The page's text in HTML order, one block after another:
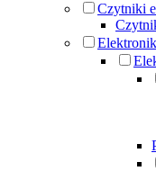
Czytniki